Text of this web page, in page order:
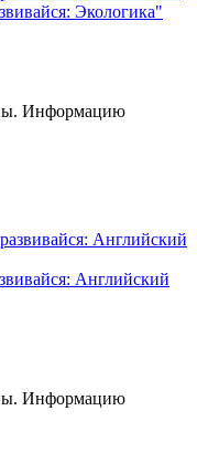
Экологика"
Информацию
Английский
Информацию